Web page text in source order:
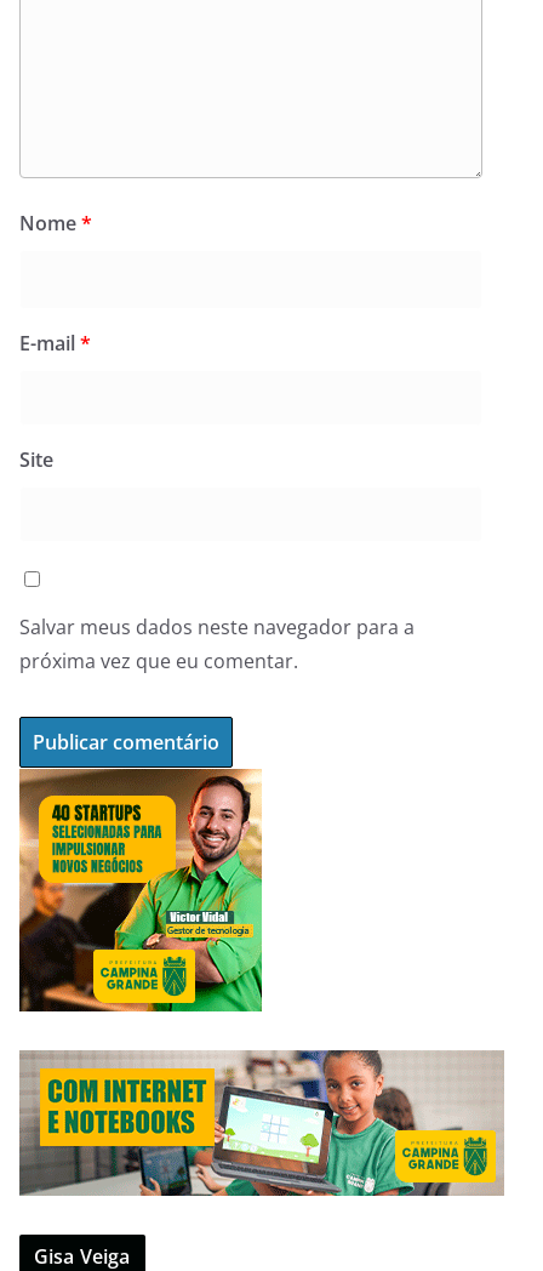
Nome*
E-mail*
Site
Salvar meus dados neste navegador para a
próxima vez que eu comentar.
Gisa Veiga